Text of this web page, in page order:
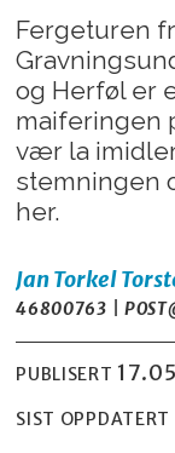
Fergeturen
og Herføl er
maiferingen
vær la
stemningen
her.
Jan Torkel
46800763 |
PUBLISERT
SIST OPPDATERT